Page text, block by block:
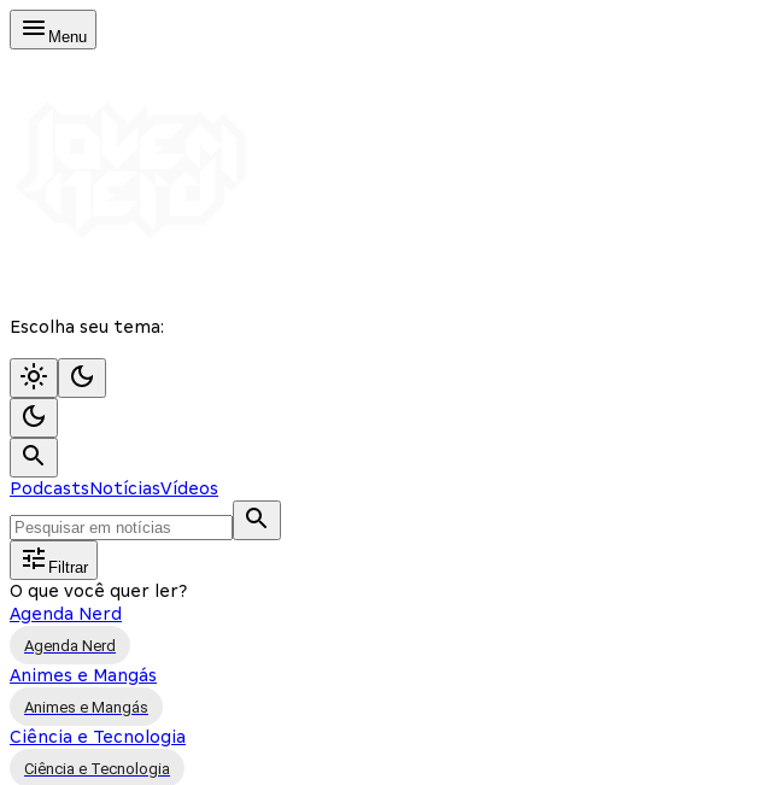
Menu
Escolha seu tema:
PodcastsNotíciasVídeos
Filtrar
O que você quer ler?
Agenda Nerd
Agenda Nerd
Animes e Mangás
Animes e Mangás
Ciência e Tecnologia
Ciência e Tecnologia